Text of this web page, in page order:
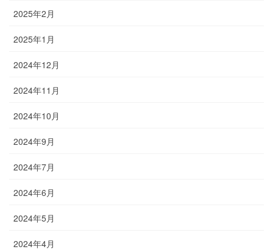
2025年2月
2025年1月
2024年12月
2024年11月
2024年10月
2024年9月
2024年7月
2024年6月
2024年5月
2024年4月